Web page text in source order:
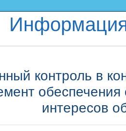
контроль в
интересов